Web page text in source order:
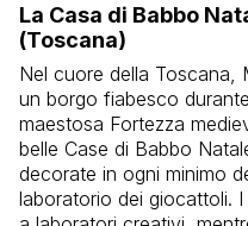
La Casa di Babbo
(Toscana)
Nel cuore della Toscana,
un borgo fiabesco
maestosa Fortezza
belle Case di Babbo
decorate in ogni minimo
laboratorio dei giocattoli.